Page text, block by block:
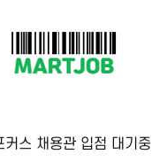
커스 채용관 입점 대기중